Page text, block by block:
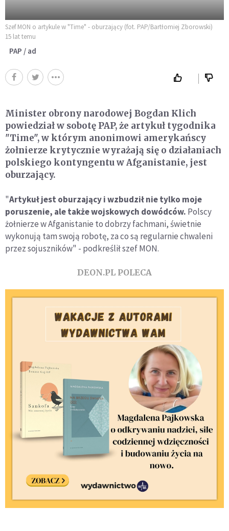
Szef MON o artykule w "Time" - oburzający (fot. PAP/Bartłomiej Zborowski)
15 lat temu
PAP / ad
Minister obrony narodowej Bogdan Klich
powiedział w sobotę PAP, że artykuł tygodnika
"Time", w którym anonimowi amerykańscy
żołnierze krytycznie wyrażają się o działaniach
polskiego kontyngentu w Afganistanie, jest
oburzający.
"Artykuł jest oburzający i wzbudził nie tylko moje
poruszenie, ale także wojskowych dowódców. Polscy
żołnierze w Afganistanie to dobrzy fachmani, świetnie
wykonują tam swoją robotę, za co są regularnie chwaleni
przez sojuszników" - podkreślił szef MON.
DEON.PL POLECA